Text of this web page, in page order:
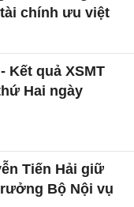
chính ưu việt
Kết quả XSMT
Hai ngày
Tiến Hải giữ
Bộ Nội vụ